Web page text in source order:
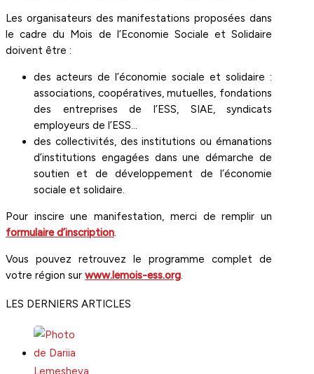
Les organisateurs des manifestations proposées dans
le cadre du Mois de l’Economie Sociale et Solidaire
doivent être :
des acteurs de l’économie sociale et solidaire :
associations, coopératives, mutuelles, fondations
des entreprises de l’ESS, SIAE, syndicats
employeurs de l’ESS…
des collectivités, des institutions ou émanations
d’institutions engagées dans une démarche de
soutien et de développement de l’économie
sociale et solidaire.
Pour inscire une manifestation, merci de remplir un
formulaire d’inscription.
Vous pouvez retrouvez le programme complet de
votre région sur www.lemois-ess.org.
LES DERNIERS ARTICLES